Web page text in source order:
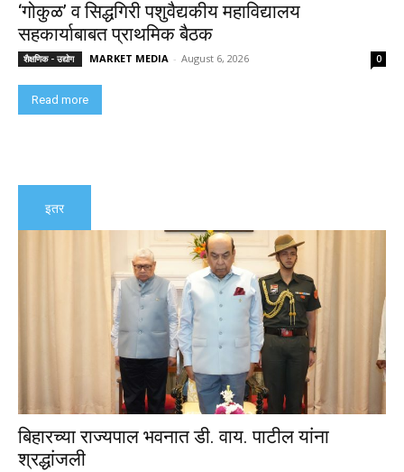
‘गोकुळ’ व सिद्धगिरी पशुवैद्यकीय महाविद्यालय
सहकार्याबाबत प्राथमिक बैठक
शैक्षणिक - उद्योग MARKET MEDIA - August 6, 2026 0
Read more
इतर
बिहारच्या राज्यपाल भवनात डी. वाय. पाटील यांना
श्रद्धांजली